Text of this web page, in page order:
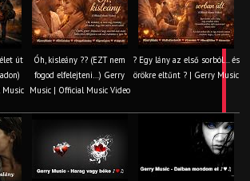
út
Music
Óh, kisleány ?? (EZT nem
fogod elfelejteni…) Gerry
Music | Official Music Video
? Egy lány az első sorból… és
örökre eltűnt ? | Gerry Music